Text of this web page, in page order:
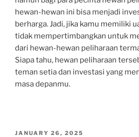
hewan-hewan ini bisa menjadi
berharga. Jadi, jika kamu memiliki
tidak mempertimbangkan untuk
dari hewan-hewan peliharaan
Siapa tahu, hewan peliharaan
teman setia dan investasi yang
masa depanmu.
POSTED
JANUARY 26, 2025